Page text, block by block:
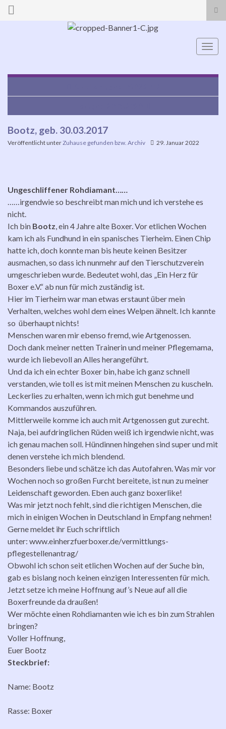
Search for:
Bootz, geb. 30.03.2017
Veröffentlicht unterZuhause gefunden bzw. Archiv 29. Januar 2022
Ungeschliffener Rohdiamant……
……irgendwie so beschreibt man mich und ich verstehe es
nicht.
Ich bin Bootz, ein 4 Jahre alte Boxer. Vor etlichen Wochen
kam ich als Fundhund in ein spanisches Tierheim. Einen Chip
hatte ich, doch konnte man bis heute keinen Besitzer
ausmachen, so dass ich nunmehr auf den Tierschutzverein
umgeschrieben wurde. Bedeutet wohl, das „Ein Herz für
Boxer e.V.“ ab nun für mich zuständig ist.
Hier im Tierheim war man etwas erstaunt über mein
Verhalten, welches wohl dem eines Welpen ähnelt. Ich kannte
so überhaupt nichts!
Menschen waren mir ebenso fremd, wie Artgenossen.
Doch dank meiner netten Trainerin und meiner Pflegemama,
wurde ich liebevoll an Alles herangeführt.
Und da ich ein echter Boxer bin, habe ich ganz schnell
verstanden, wie toll es ist mit meinen Menschen zu kuscheln.
Leckerlies zu erhalten, wenn ich mich gut benehme und
Kommandos auszuführen.
Mittlerweile komme ich auch mit Artgenossen gut zurecht.
Naja, bei aufdringlichen Rüden weiß ich irgendwie nicht, was
ich genau machen soll. Hündinnen hingehen sind super und mit
denen verstehe ich mich blendend.
Besonders liebe und schätze ich das Autofahren. Was mir vor
Wochen noch so großen Furcht bereitete, ist nun zu meiner
Leidenschaft geworden. Eben auch ganz boxerlike!
Was mir jetzt noch fehlt, sind die richtigen Menschen, die
mich in einigen Wochen in Deutschland in Empfang nehmen!
Gerne meldet ihr Euch schriftlich
unter: www.einherzfuerboxer.de/vermittlungs-
pflegestellenantrag/
Obwohl ich schon seit etlichen Wochen auf der Suche bin,
gab es bislang noch keinen einzigen Interessenten für mich.
Jetzt setze ich meine Hoffnung auf’s Neue auf all die
Boxerfreunde da draußen!
Wer möchte einen Rohdiamanten wie ich es bin zum Strahlen
bringen?
Voller Hoffnung,
Euer Bootz
Steckbrief:
Name: Bootz
Rasse: Boxer